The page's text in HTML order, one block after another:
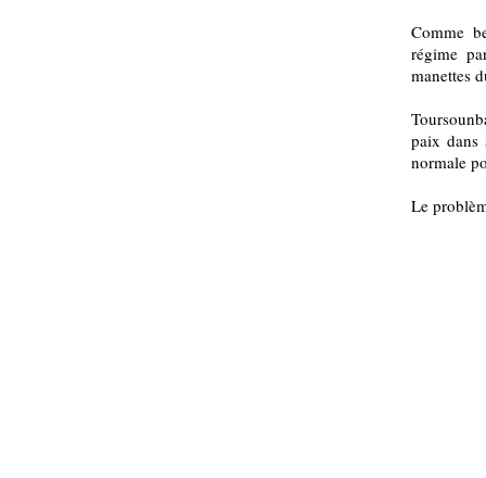
Comme
régime
manettes
paix dans
normale
Le